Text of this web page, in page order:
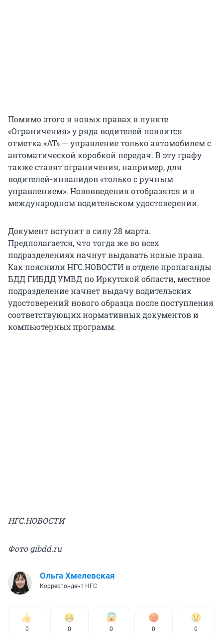
Помимо этого в новых правах в пункте
«Ограничения» у ряда водителей появится
отметка «АТ» — управление только автомобилем с
автоматической коробкой передач. В эту графу
также ставят ограничения, например, для
водителей-инвалидов «только с ручным
управлением». Нововведения отобразятся и в
международном водительском удостоверении.
Документ вступит в силу 28 марта.
Предполагается, что тогда же во всех
подразделениях начнут выдавать новые права.
Как пояснили НГС.НОВОСТИ в отделе пропаганды
БДД ГИБДД УМВД по Иркутской области, местное
подразделение начнет выдачу водительских
удостоверений нового образца после поступления
соответствующих нормативных документов и
компьютерных программ.
НГС.НОВОСТИ
Фото gibdd.ru
Ольга Хмелевская
Корреспондент НГС
0 0 0 0 0